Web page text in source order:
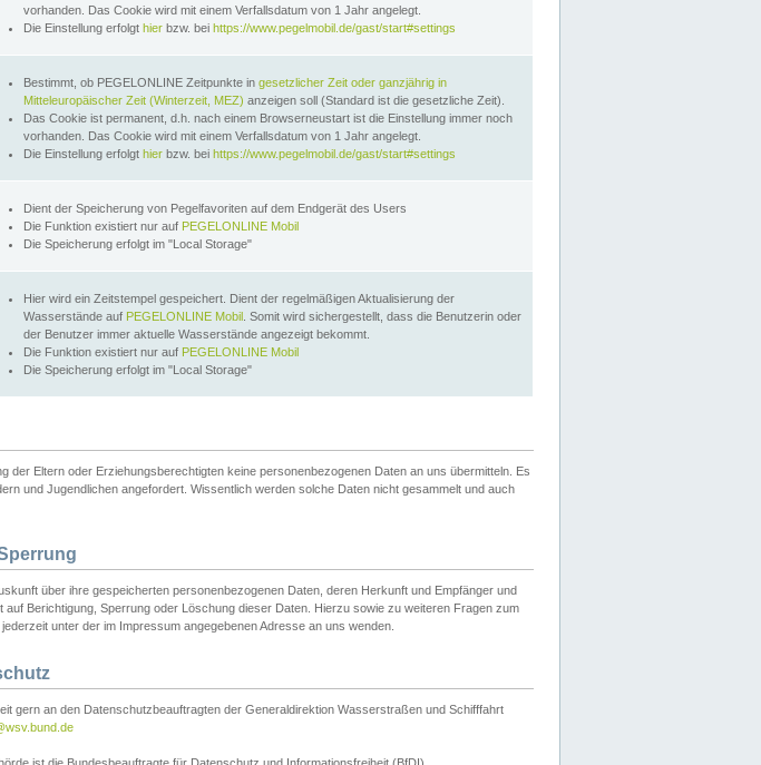
vorhanden. Das Cookie wird mit einem Verfallsdatum von 1 Jahr angelegt.
Die Einstellung erfolgt hier bzw. bei https://www.pegelmobil.de/gast/start#settings
Bestimmt, ob PEGELONLINE Zeitpunkte in gesetzlicher Zeit oder ganzjährig in
Mitteleuropäischer Zeit (Winterzeit, MEZ) anzeigen soll (Standard ist die gesetzliche Zeit).
Das Cookie ist permanent, d.h. nach einem Browserneustart ist die Einstellung immer noch
vorhanden. Das Cookie wird mit einem Verfallsdatum von 1 Jahr angelegt.
Die Einstellung erfolgt hier bzw. bei https://www.pegelmobil.de/gast/start#settings
Dient der Speicherung von Pegelfavoriten auf dem Endgerät des Users
Die Funktion existiert nur auf PEGELONLINE Mobil
Die Speicherung erfolgt im "Local Storage"
Hier wird ein Zeitstempel gespeichert. Dient der regelmäßigen Aktualisierung der
Wasserstände auf PEGELONLINE Mobil . Somit wird sichergestellt, dass die Benutzerin oder
der Benutzer immer aktuelle Wasserstände angezeigt bekommt.
Die Funktion existiert nur auf PEGELONLINE Mobil
Die Speicherung erfolgt im "Local Storage"
der Eltern oder Erziehungsberechtigten keine personenbezogenen Daten an uns übermitteln. Es
und Jugendlichen angefordert. Wissentlich werden solche Daten nicht gesammelt und auch
über ihre gespeicherten personenbezogenen Daten, deren Herkunft und Empfänger und
Berichtigung, Sperrung oder Löschung dieser Daten. Hierzu sowie zu weiteren Fragen zum
unter der im Impressum angegebenen Adresse an uns wenden.
gern an den Datenschutzbeauftragten der Generaldirektion Wasserstraßen und Schifffahrt